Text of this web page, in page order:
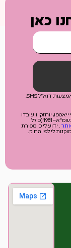
כאן
אני מאשר/ת קבלת דיוור ישיר של פרסומות ועידונים באמצעות דוא"ל SMS,
יוחזקו ויעובדו
במאגר מידע בהתאם להוראות חוק הגנת הפרטיות, התשמ"א–1981 (כולל
. ידוע לי כי מסירת
לי לפי החוק.